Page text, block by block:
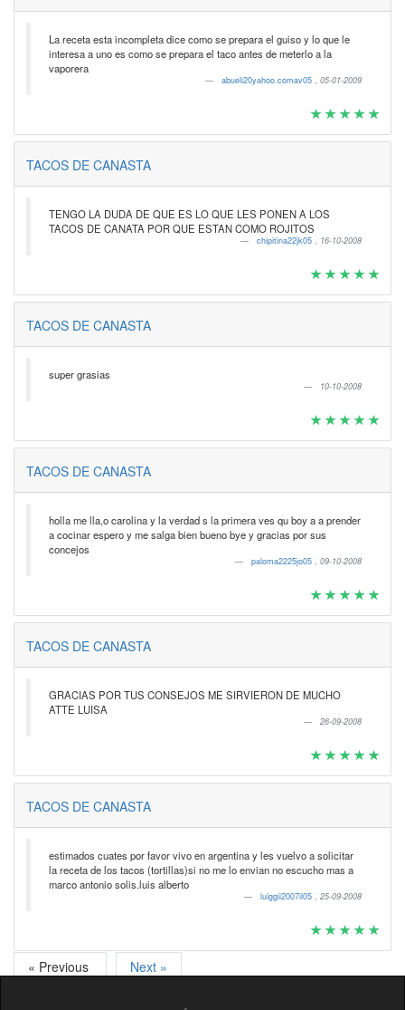
La receta esta incompleta dice como se prepara el guiso y lo que le
interesa a uno es como se prepara el taco antes de meterlo a la
vaporera
abueli20yahoo.comav05 , 05-01-2009
TACOS DE CANASTA
TENGO LA DUDA DE QUE ES LO QUE LES PONEN A LOS
TACOS DE CANATA POR QUE ESTAN COMO ROJITOS
chipitina22jk05 , 16-10-2008
TACOS DE CANASTA
super grasias
10-10-2008
TACOS DE CANASTA
holla me lla,o carolina y la verdad s la primera ves qu boy a a prender
a cocinar espero y me salga bien bueno bye y gracias por sus
concejos
paloma2225jo05 , 09-10-2008
TACOS DE CANASTA
GRACIAS POR TUS CONSEJOS ME SIRVIERON DE MUCHO
ATTE LUISA
26-09-2008
TACOS DE CANASTA
estimados cuates por favor vivo en argentina y les vuelvo a solicitar
la receta de los tacos (tortillas)si no me lo envian no escucho mas a
marco antonio solis.luis alberto
luiggii2007il05 , 25-09-2008
« Previous Next »